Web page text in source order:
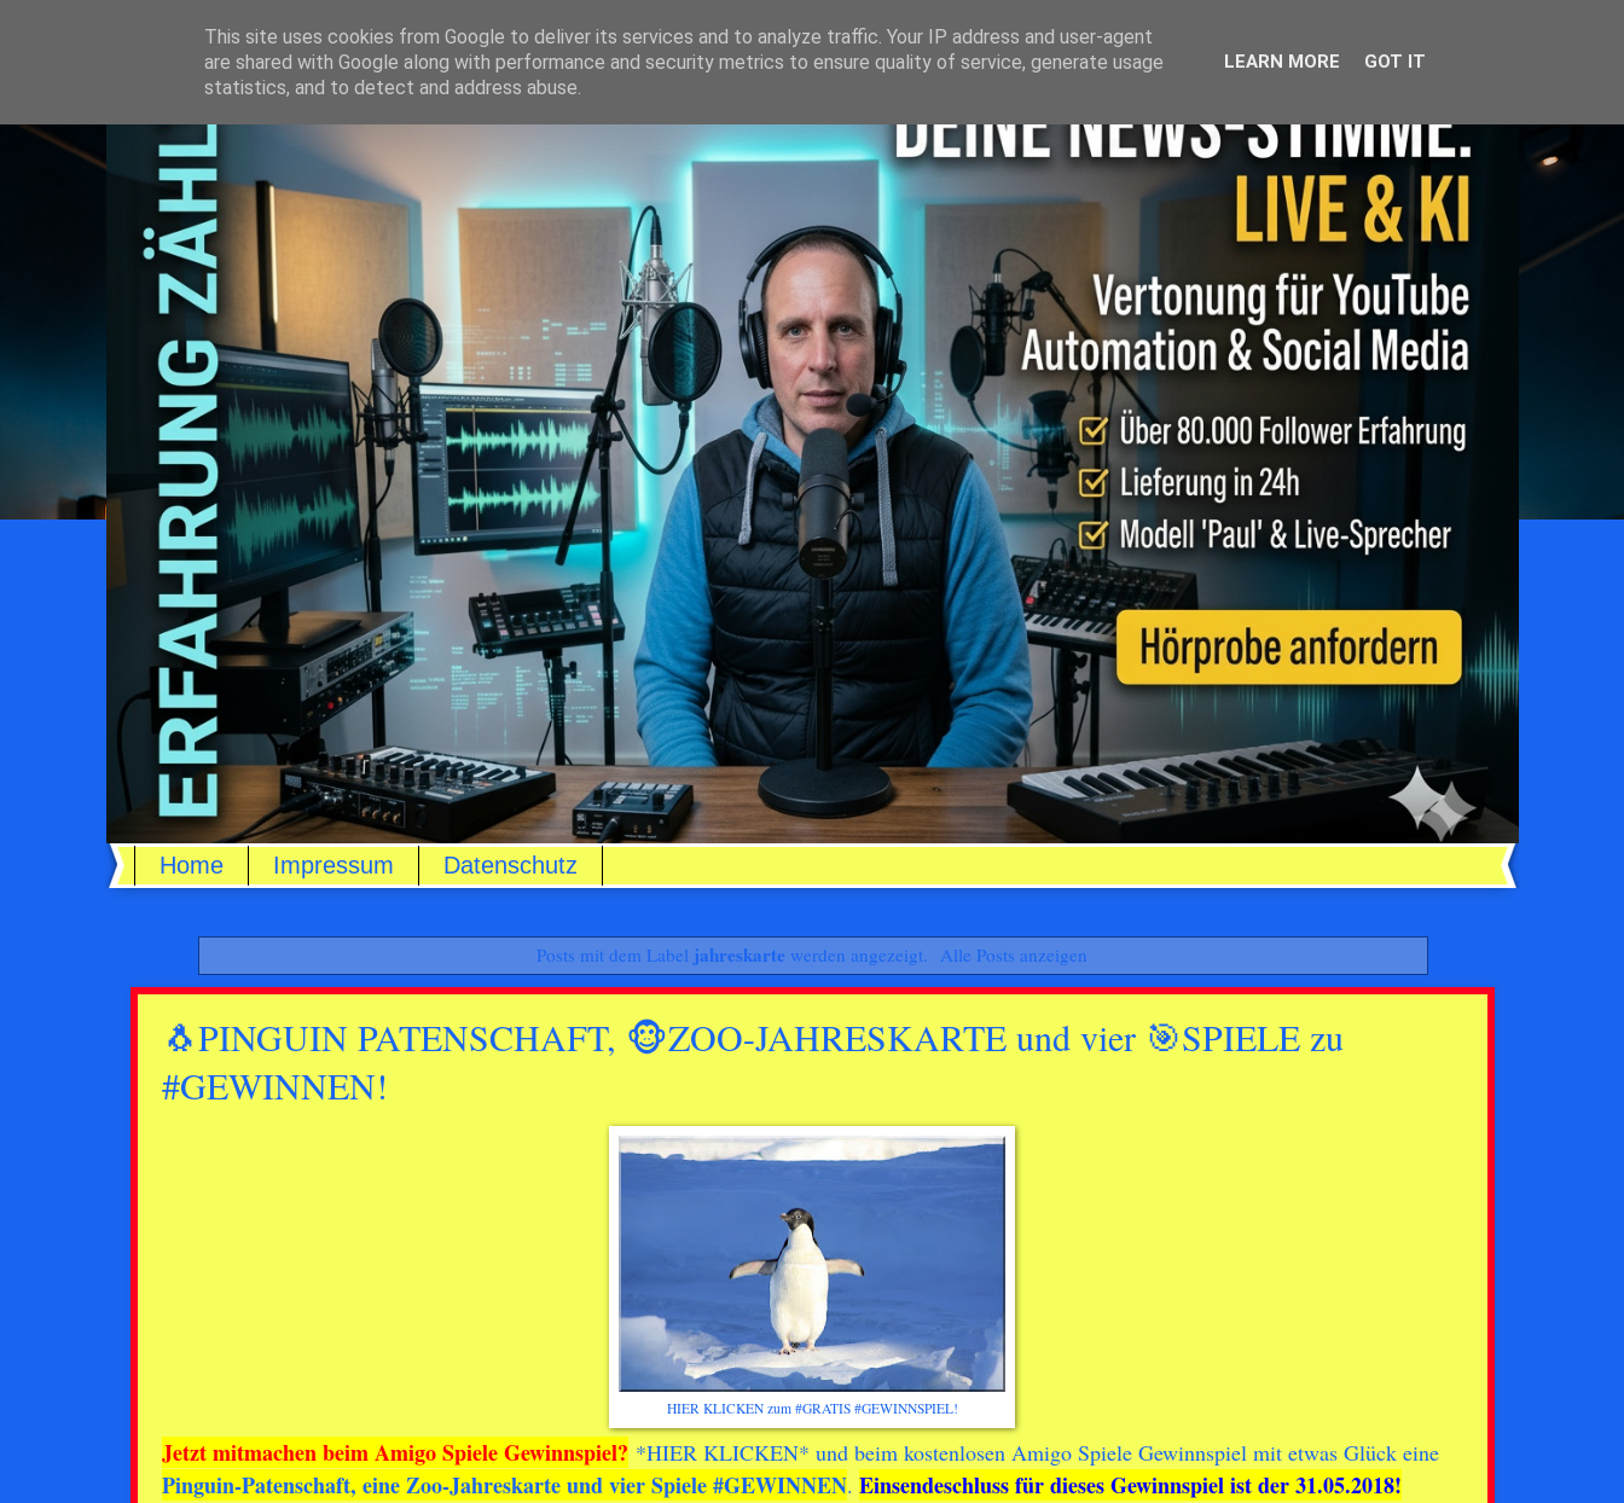
Home Impressum Datenschutz
Posts mit dem Label jahreskarte werden angezeigt. Alle Posts anzeigen
🐧PINGUIN PATENSCHAFT, 🐵ZOO-JAHRESKARTE und vier 🎯SPIELE zu
#GEWINNEN!
HIER KLICKEN zum #GRATIS #GEWINNSPIEL!
Jetzt mitmachen beim Amigo Spiele Gewinnspiel? *HIER KLICKEN* und beim kostenlosen Amigo Spiele Gewinnspiel mit etwas Glück eine
Pinguin-Patenschaft, eine Zoo-Jahreskarte und vier Spiele #GEWINNEN. Einsendeschluss für dieses Gewinnspiel ist der 31.05.2018!
This site uses cookies from Google to deliver its services and to analyze traffic. Your IP address and user-agent
are shared with Google along with performance and security metrics to ensure quality of service, generate usage
statistics, and to detect and address abuse.
LEARN MORE GOT IT